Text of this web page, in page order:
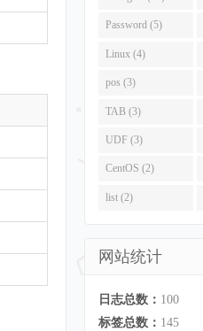
Password (5)
Linux (4)
pos (3)
TAB (3)
UDF (3)
CentOS (2)
list (2)
网站统计
日志总数： 100
标签总数： 145